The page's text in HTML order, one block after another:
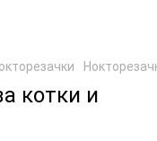
котки и